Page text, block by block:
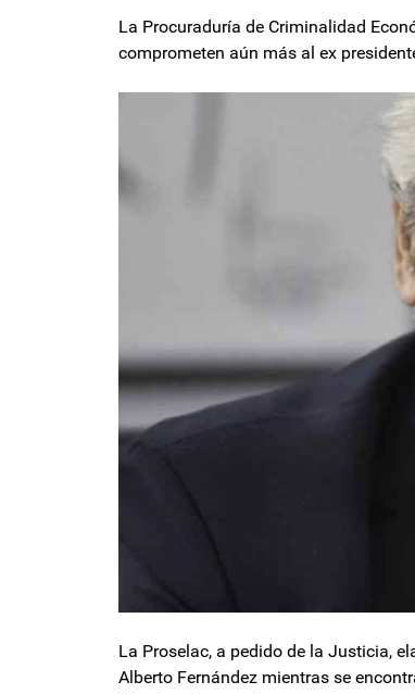
La Procuraduría de Criminalidad
comprometen aún más al ex
La Proselac, a pedido de la Justicia,
Alberto Fernández mientras se